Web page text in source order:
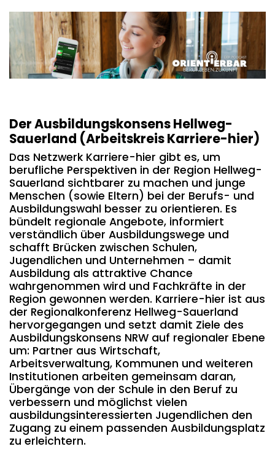
Der Ausbildungskonsens Hellweg-
Sauerland (Arbeitskreis Karriere-hier)
Das Netzwerk Karriere-hier gibt es, um
berufliche Perspektiven in der Region Hellweg-
Sauerland sichtbarer zu machen und junge
Menschen (sowie Eltern) bei der Berufs- und
Ausbildungswahl besser zu orientieren. Es
bündelt regionale Angebote, informiert
verständlich über Ausbildungswege und
schafft Brücken zwischen Schulen,
Jugendlichen und Unternehmen – damit
Ausbildung als attraktive Chance
wahrgenommen wird und Fachkräfte in der
Region gewonnen werden. Karriere-hier ist aus
der Regionalkonferenz Hellweg-Sauerland
hervorgegangen und setzt damit Ziele des
Ausbildungskonsens NRW auf regionaler Ebene
um: Partner aus Wirtschaft,
Arbeitsverwaltung, Kommunen und weiteren
Institutionen arbeiten gemeinsam daran,
Übergänge von der Schule in den Beruf zu
verbessern und möglichst vielen
ausbildungsinteressierten Jugendlichen den
Zugang zu einem passenden Ausbildungsplatz
zu erleichtern.